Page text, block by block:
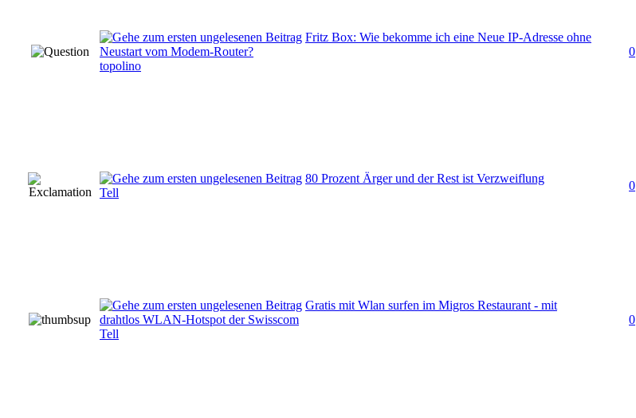
Fritz Box: Wie bekomme ich eine Neue IP-Adresse ohne
Neustart vom Modem-Router?
topolino
0
80 Prozent Ärger und der Rest ist Verzweiflung
Tell
0
Gratis mit Wlan surfen im Migros Restaurant - mit
drahtlos WLAN-Hotspot der Swisscom
Tell
0